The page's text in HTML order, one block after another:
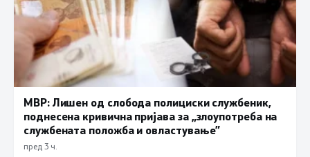
МВР: Лишен од слобода полициски службеник,
поднесена кривична пријава за „злоупотреба на
службената положба и овластување”
пред 3 ч.